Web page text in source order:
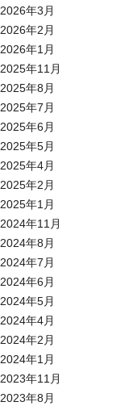
2026年3月
2026年2月
2026年1月
2025年11月
2025年8月
2025年7月
2025年6月
2025年5月
2025年4月
2025年2月
2025年1月
2024年11月
2024年8月
2024年7月
2024年6月
2024年5月
2024年4月
2024年2月
2024年1月
2023年11月
2023年8月